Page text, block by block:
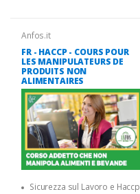
Anfos.it
FR - HACCP - COURS POUR
LES MANIPULATEURS DE
PRODUITS NON
ALIMENTAIRES
Sicurezza sul Lavoro e Haccp